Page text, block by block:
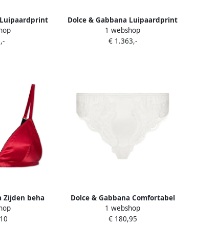
Luipaardprint
Dolce & Gabbana Luipaardprint
Balconette Stijl Ondergoed
Brown Dames
1 webshop
€ 1.363,-
Zijden beha
Dolce & Gabbana Comfortabel
Katoenen Ondergoed White
Dames
1 webshop
€ 180,95